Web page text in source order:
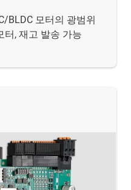
BLDC 모터의 광범위
터, 재고 발송 가능